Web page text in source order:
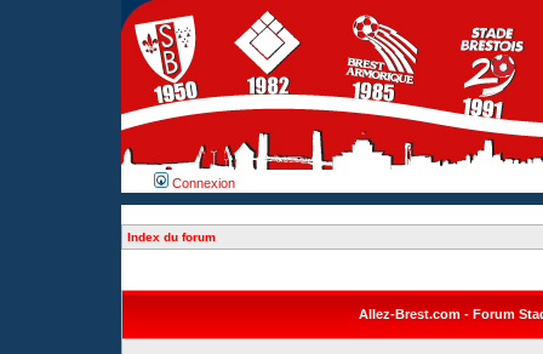
Connexion
Index du forum
Allez-Brest.com - Forum